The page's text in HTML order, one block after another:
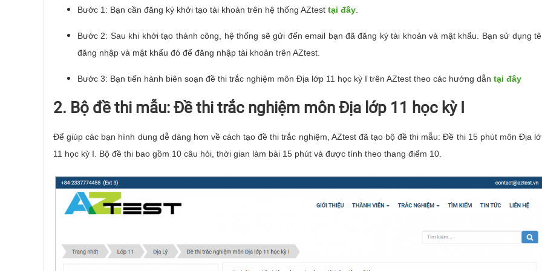
Bước 1: Bạn cần đăng ký khởi tạo tài khoản trên hệ thống AZtest tại đây
Bước 2: Sau khi khởi tạo thành công, hệ thống sẽ gửi đến email bạn đã đăng ký tài khoản và mật khẩu. Bạn sử dụng
đăng nhập và mật khẩu đó để đăng nhập tài khoản trên AZtest.
Bước 3: Bạn tiến hành biên soạn đề thi trắc nghiệm môn Địa lớp 11 học kỳ I trên AZtest theo các hướng dẫn tại đây
2. Bộ đề thi mẫu: Đề thi trắc nghiệm môn Địa lớp 11 học kỳ I
Để giúp các bạn hình dung dễ dàng hơn về cách tạo đề thi trắc nghiệm, AZtest đã tạo bộ đề thi mẫu: Đề thi 15 phút môn Địa
11 học kỳ I. Bộ đề thi bao gồm 10 câu hỏi, thời gian làm bài 15 phút và được tính theo thang điểm 10.